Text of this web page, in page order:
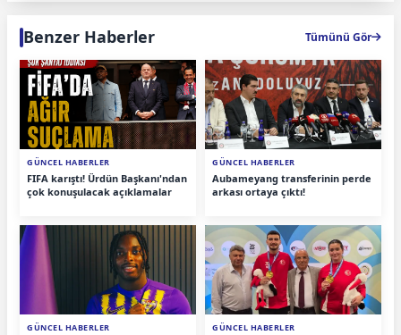
Benzer Haberler Tümünü Gör
GÜNCEL HABERLER
FIFA karıştı! Ürdün Başkanı'ndan
çok konuşulacak açıklamalar
GÜNCEL HABERLER
Aubameyang transferinin perde
arkası ortaya çıktı!
GÜNCEL HABERLER GÜNCEL HABERLER